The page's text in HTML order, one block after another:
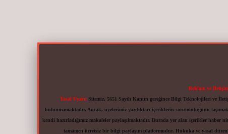
Reklam ve
Yasal Uyarı: Sitemiz, 5651 Sayılı Kanun gereğince Bilgi Teknolojileri ve
bulunmamaktadır. Ancak, üyelerimiz yazdıkları içeriklerin sorumluluğunu
kendi hazırladığımız makaleler paylaşılmaktadır. Burada yer alan içerikler
tamamen ücretsiz bir bilgi paylaşım platformudur. Hukuka ve yasal